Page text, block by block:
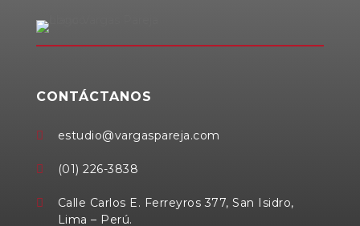
CONTÁCTANOS
 estudio@vargaspareja.com
 (01) 226-3838

Calle Carlos E. Ferreyros 377, San Isidro,
Lima – Perú.